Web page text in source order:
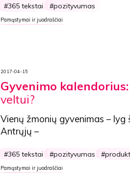
365 tekstai pozityvumas
Pamąstymai ir juodraščiai
2017-04-15
Gyvenimo kalendorius:
veltui?
Vienų žmonių gyvenimas –
Antrųjų –
365 tekstai pozityvumas
Pamąstymai ir juodraščiai